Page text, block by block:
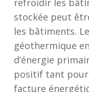
refroidir les
stockée peut
les bâtiments.
géothermique
d’énergie
positif tant
facture